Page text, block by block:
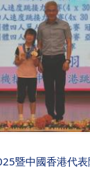
暨中國香港代